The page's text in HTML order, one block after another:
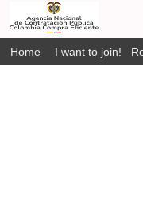
Home I want to join!